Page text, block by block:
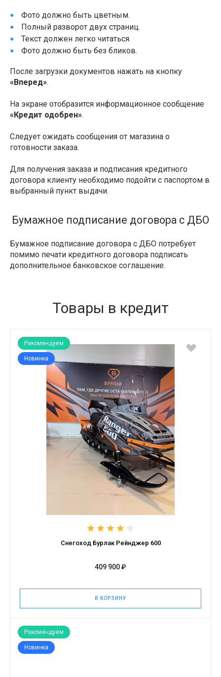
Фото должно быть цветным.
Полный разворот двух страниц.
Текст должен легко читаться.
Фото должно быть без бликов.
После загрузки документов нажать на кнопку
«Вперед».
На экране отобразится информационное сообщение
«Кредит одобрен».
Следует ожидать сообщения от магазина о
готовности заказа.
Для получения заказа и подписания кредитного
договора клиенту необходимо подойти с паспортом в
выбранный пункт выдачи.
Бумажное подписание договора с ДБО
Бумажное подписание договора с ДБО потребует
помимо печати кредитного договора подписать
дополнительное банковское соглашение.
Товары в кредит
Рекомендуем
Новинка
Снегоход Бурлак Рейнджер 600
409 900 ₽
В КОРЗИНУ
Рекомендуем
Новинка